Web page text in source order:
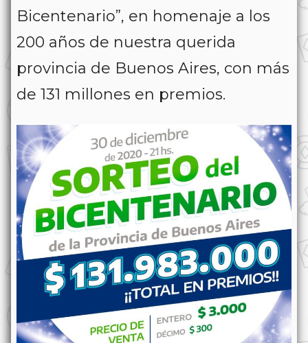
Bicentenario”, en homenaje a los
200 años de nuestra querida
provincia de Buenos Aires, con más
de 131 millones en premios.⁣